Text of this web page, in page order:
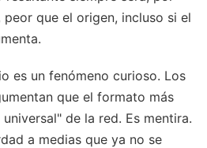
que el origen, incluso si el
es un fenómeno curioso. Los
que el formato más
de la red. Es mentira.
a medias que ya no se